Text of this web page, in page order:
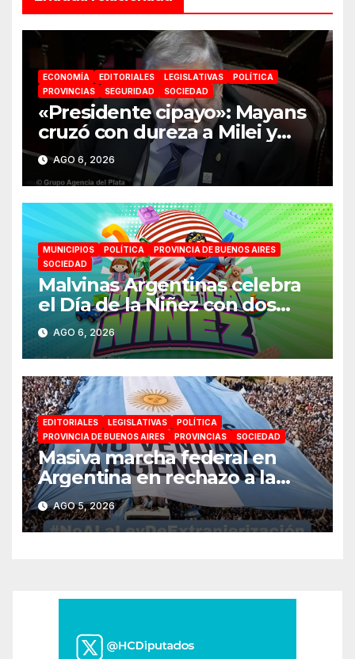
ECONOMÍA EDITORIALES LEGISLATIVAS
POLÍTICA
PROVINCIAS
SEGURIDAD SOCIEDAD
«Presidente cipayo»: Mayans
cruzó con dureza a Milei y
advirtió sobre un juicio
político por traición a la Patria
AGO 6, 2026
MUNICIPIOS POLÍTICA
PROVINCIA DE BUENOS AIRES
SOCIEDAD
Malvinas Argentinas celebra
el Día de la Niñez con dos
jornadas de juegos,
espectáculos y actividades
para toda la familia
AGO 6, 2026
EDITORIALES LEGISLATIVAS
POLÍTICA
PROVINCIA DE BUENOS AIRES
PROVINCIAS SOCIEDAD
Masiva marcha federal en
Argentina en rechazo a la
reforma de la Ley de Tierras
impulsada por Milei: «La
soberanía no se negocia»
AGO 5, 2026